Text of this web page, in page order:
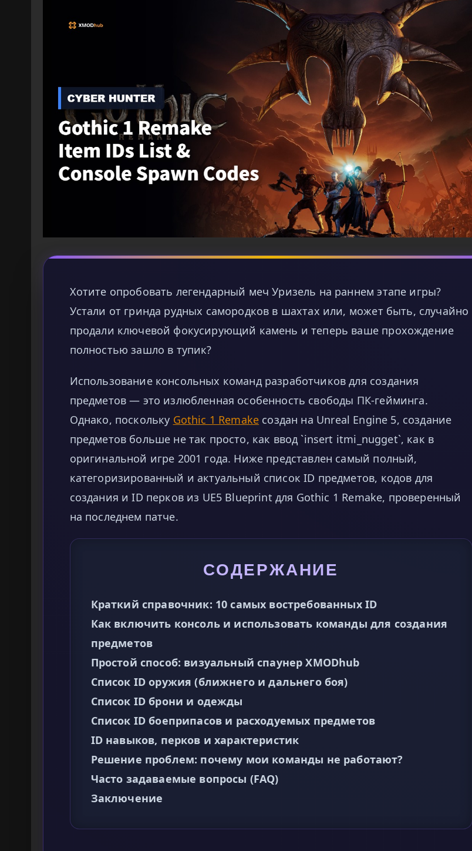
Хотите опробовать легендарный меч Уризель на раннем этапе игры?
Устали от гринда рудных самородков в шахтах или, может быть, случайно
продали ключевой фокусирующий камень и теперь ваше прохождение
полностью зашло в тупик?
Использование консольных команд разработчиков для создания
предметов — это излюбленная особенность свободы ПК-гейминга.
Однако, поскольку Gothic 1 Remake создан на Unreal Engine 5, создание
предметов больше не так просто, как ввод `insert itmi_nugget`, как в
оригинальной игре 2001 года. Ниже представлен самый полный,
категоризированный и актуальный список ID предметов, кодов для
создания и ID перков из UE5 Blueprint для Gothic 1 Remake, проверенный
на последнем патче.
СОДЕРЖАНИЕ
Краткий справочник: 10 самых востребованных ID
Как включить консоль и использовать команды для создания
предметов
Простой способ: визуальный спаунер XMODhub
Список ID оружия (ближнего и дальнего боя)
Список ID брони и одежды
Список ID боеприпасов и расходуемых предметов
ID навыков, перков и характеристик
Решение проблем: почему мои команды не работают?
Часто задаваемые вопросы (FAQ)
Заключение